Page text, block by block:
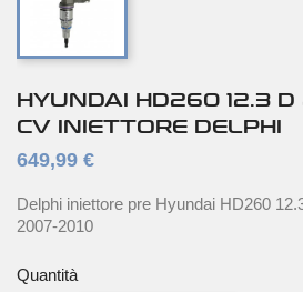
HYUNDAI HD260 12.3
CV INIETTORE DELPHI
649,99 €
Delphi iniettore pre Hyundai HD260
2007-2010
Quantità